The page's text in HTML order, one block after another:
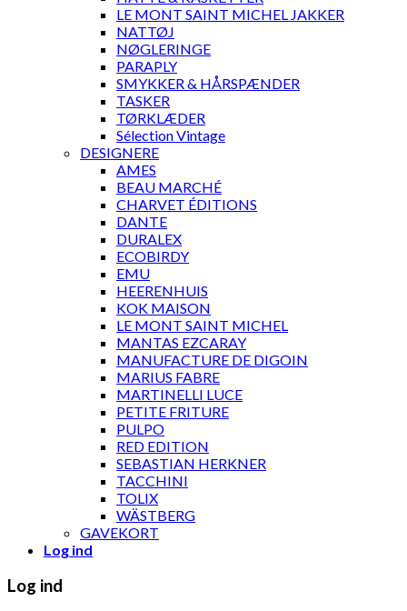
LE MONT SAINT MICHEL JAKKER
NATTØJ
NØGLERINGE
PARAPLY
SMYKKER & HÅRSPÆNDER
TASKER
TØRKLÆDER
Sélection Vintage
DESIGNERE
AMES
BEAU MARCHÉ
CHARVET ÉDITIONS
DANTE
DURALEX
ECOBIRDY
EMU
HEERENHUIS
KOK MAISON
LE MONT SAINT MICHEL
MANTAS EZCARAY
MANUFACTURE DE DIGOIN
MARIUS FABRE
MARTINELLI LUCE
PETITE FRITURE
PULPO
RED EDITION
SEBASTIAN HERKNER
TACCHINI
TOLIX
WÄSTBERG
GAVEKORT
Log ind
Log ind